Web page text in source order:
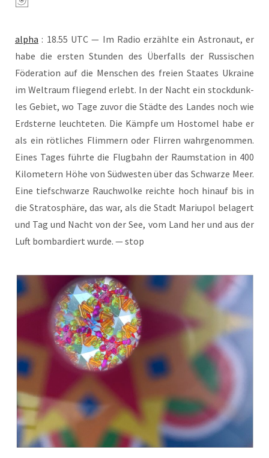
alpha : 18.55 UTC — Im Radio erzähl­te ein Astro­naut, er
habe die ers­ten Stun­den des Über­falls der Rus­si­schen
Föde­ra­ti­on auf die Men­schen des frei­en Staa­tes Ukrai­ne
im Welt­raum flie­gend erlebt. In der Nacht ein stock­dunk­
les Gebiet, wo Tage zuvor die Städ­te des Lan­des noch wie
Erd­ster­ne leuch­te­ten. Die Kämp­fe um Hosto­mel habe er
als ein röt­li­ches Flim­mern oder Flir­ren wahr­ge­nom­men.
Eines Tages führ­te die Flug­bahn der Raum­sta­ti­on in 400
Kilo­me­tern Höhe von Süd­wes­ten über das Schwar­ze Meer.
Eine tief­schwar­ze Rauch­wol­ke reich­te hoch hin­auf bis in
die Stra­to­sphä­re, das war, als die Stadt Mariu­pol bela­gert
und Tag und Nacht von der See, vom Land her und aus der
Luft bom­bar­diert wur­de. — stop